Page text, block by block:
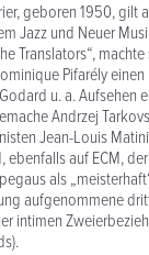
geboren 1950, gilt
Jazz und Neuer
Translators“,
Pifarély
u. a.
Andrzej
Jean-Louis
ebenfalls auf ECM,
als
aufgenommene
intimen